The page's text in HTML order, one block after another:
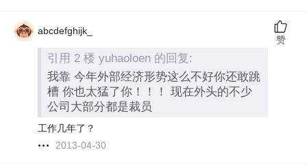
abcdefghijk_
引用 2 楼 yuhaoloen 的回复:
我靠 今年外部经济形势这么不好你还敢跳
槽 你也太猛了你！！！ 现在外头的不少
公司大部分都是裁员
工作几年了？
2013-04-30
赞